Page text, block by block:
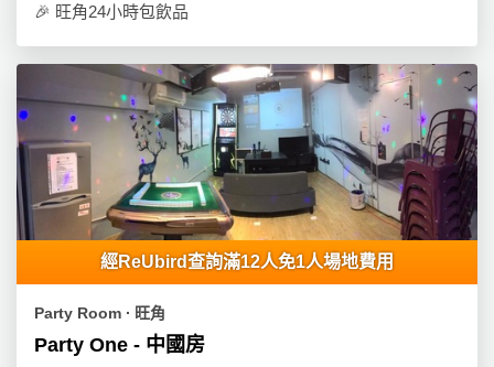
🎉 旺角24小時包飲品
經ReUbird查詢滿12人免1人場地費用
Party Room ∙ 旺角
Party One - 中國房